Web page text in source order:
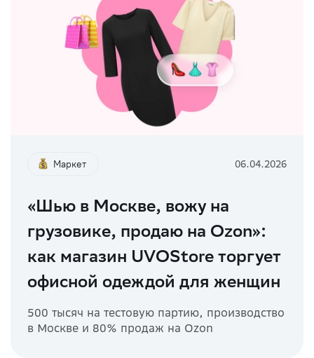
Маркет 06.04.2026
«Шью в Москве, вожу на
грузовике, продаю на Ozon»:
как магазин UVOStore торгует
офисной одеждой для женщин
500 тысяч на тестовую партию, производство
в Москве и 80% продаж на Ozon